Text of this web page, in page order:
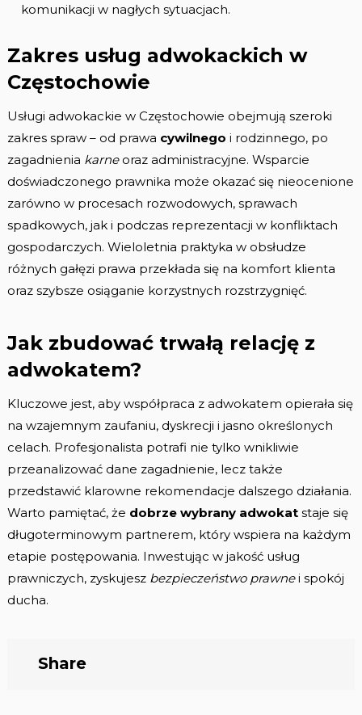
komunikacji w nagłych sytuacjach.
Zakres usług adwokackich w
Częstochowie
Usługi adwokackie w Częstochowie obejmują szeroki
zakres spraw – od prawa cywilnego i rodzinnego, po
zagadnienia karneoraz administracyjne. Wsparcie
doświadczonego prawnika może okazać się nieocenione
zarówno w procesach rozwodowych, sprawach
spadkowych, jak i podczas reprezentacji w konfliktach
gospodarczych. Wieloletnia praktyka w obsłudze
różnych gałęzi prawa przekłada się na komfort klienta
oraz szybsze osiąganie korzystnych rozstrzygnięć.
Jak zbudować trwałą relację z
adwokatem?
Kluczowe jest, aby współpraca z adwokatem opierała się
na wzajemnym zaufaniu, dyskrecji i jasno określonych
celach. Profesjonalista potrafi nie tylko wnikliwie
przeanalizować dane zagadnienie, lecz także
przedstawić klarowne rekomendacje dalszego działania.
Warto pamiętać, że dobrze wybrany adwokatstaje się
długoterminowym partnerem, który wspiera na każdym
etapie postępowania. Inwestując w jakość usług
prawniczych, zyskujesz bezpieczeństwo prawnei spokój
ducha.
Share